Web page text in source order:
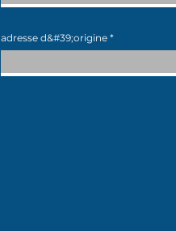
adresse d&#39;origine